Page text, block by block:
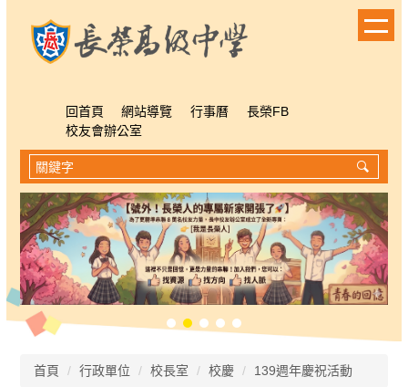
回首頁 網站導覽 行事曆
長榮FB
校友會辦公室
首頁 行政單位 校長室 校慶 139週年慶祝活動